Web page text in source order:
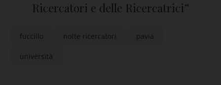
Ricercatori e delle Ricercatrici”
fuccillo notte ricercatori pavia
università